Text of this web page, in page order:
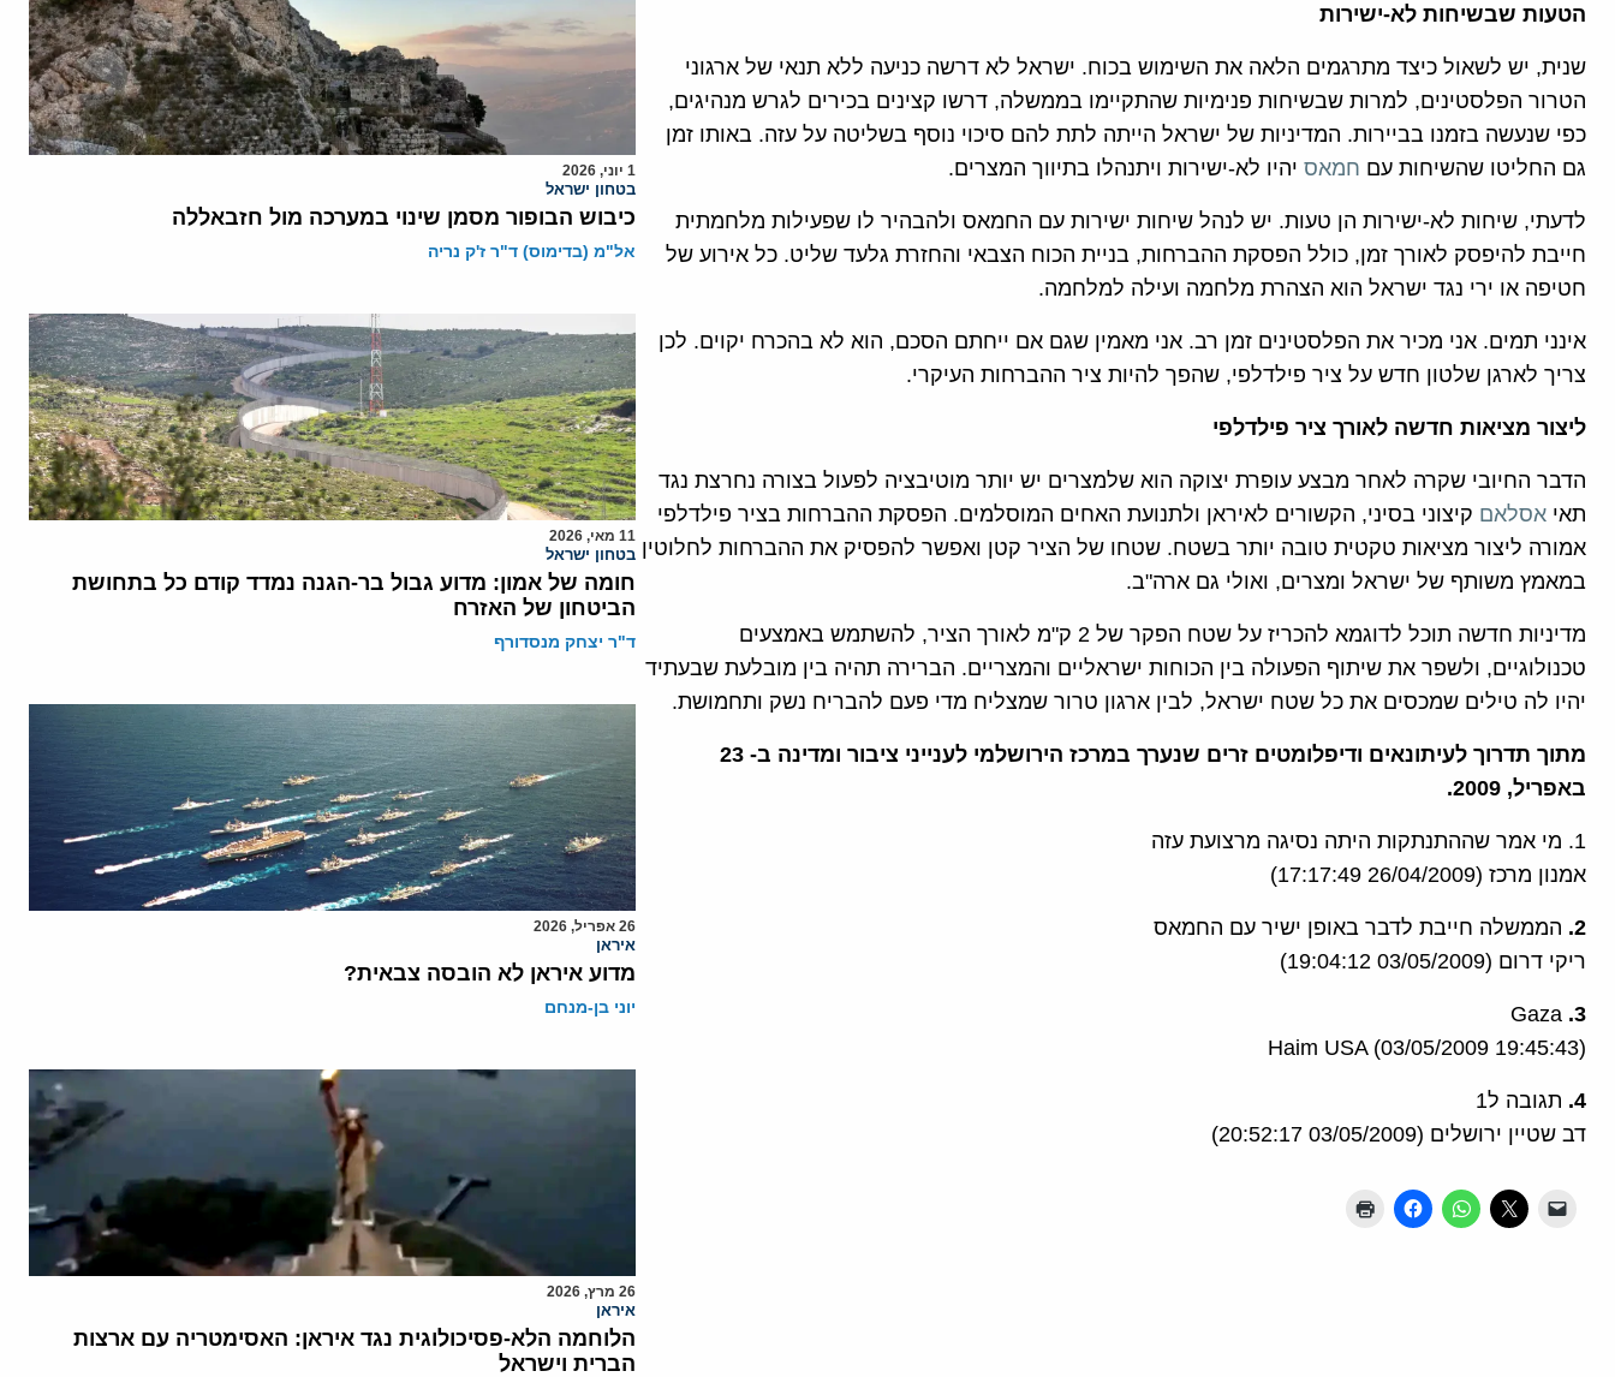
הטעות שבשיחות לא-ישירות
שנית, יש לשאול כיצד מתרגמים הלאה את השימוש בכוח. ישראל לא דרשה כניעה ללא תנאי של ארגוני
הטרור הפלסטינים, למרות שבשיחות פנימיות שהתקיימו בממשלה, דרשו קצינים בכירים לגרש מנהיגים,
כפי שנעשה בזמנו בביירות. המדיניות של ישראל הייתה לתת להם סיכוי נוסף בשליטה על עזה. באותו זמן
גם החליטו שהשיחות עם חמאס יהיו לא-ישירות ויתנהלו בתיווך המצרים.
לדעתי, שיחות לא-ישירות הן טעות. יש לנהל שיחות ישירות עם החמאס ולהבהיר לו שפעילות מלחמתית
חייבת להיפסק לאורך זמן, כולל הפסקת ההברחות, בניית הכוח הצבאי והחזרת גלעד שליט. כל אירוע של
חטיפה או ירי נגד ישראל הוא הצהרת מלחמה ועילה למלחמה.
אינני תמים. אני מכיר את הפלסטינים זמן רב. אני מאמין שגם אם ייחתם הסכם, הוא לא בהכרח יקוים. לכן
צריך לארגן שלטון חדש על ציר פילדלפי, שהפך להיות ציר ההברחות העיקרי.
ליצור מציאות חדשה לאורך ציר פילדלפי
הדבר החיובי שקרה לאחר מבצע עופרת יצוקה הוא שלמצרים יש יותר מוטיבציה לפעול בצורה נחרצת נגד
תאי אסלאם קיצוני בסיני, הקשורים לאיראן ולתנועת האחים המוסלמים. הפסקת ההברחות בציר פילדלפי
אמורה ליצור מציאות טקטית טובה יותר בשטח. שטחו של הציר קטן ואפשר להפסיק את ההברחות לחלוטין
במאמץ משותף של ישראל ומצרים, ואולי גם ארה"ב.
מדיניות חדשה תוכל לדוגמא להכריז על שטח הפקר של 2 ק"מ לאורך הציר, להשתמש באמצעים
טכנולוגיים, ולשפר את שיתוף הפעולה בין הכוחות ישראליים והמצריים. הברירה תהיה בין מובלעת שבעתיד
יהיו לה טילים שמכסים את כל שטח ישראל, לבין ארגון טרור שמצליח מדי פעם להבריח נשק ותחמושת.
מתוך תדרוך לעיתונאים ודיפלומטים זרים שנערך במרכז הירושלמי לענייני ציבור ומדינה ב- 23
באפריל, 2009.
1. מי אמר שההתנתקות היתה נסיגה מרצועת עזה
אמנון מרכז (26/04/2009 17:17:49)
2. הממשלה חייבת לדבר באופן ישיר עם החמאס
ריקי דרום (03/05/2009 19:04:12)
3.
Haim USA (03/05/2009 19:45:43)
4. תגובה ל1
דב שטיין ירושלים (03/05/2009 20:52:17)
1 יוני, 2026
בטחון ישראל
כיבוש הבופור מסמן שינוי במערכה מול חזבאללה
אל"מ (בדימוס) ד"ר ז'ק נריה
11 מאי, 2026
בטחון ישראל
חומה של אמון: מדוע גבול בר-הגנה נמדד קודם כל בתחושת
הביטחון של האזרח
ד"ר יצחק מנסדורף
26 אפריל, 2026
איראן
מדוע איראן לא הובסה צבאית?
יוני בן-מנחם
26 מרץ, 2026
איראן
הלוחמה הלא-פסיכולוגית נגד איראן: האסימטריה עם ארצות
הברית וישראל